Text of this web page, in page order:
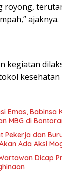
royong,
ajaknya.
kegiatan
kesehatan
Emas,
MBG di
Pekerja dan
Ada Aksi
Dicap